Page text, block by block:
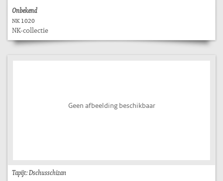
Onbekend
NK 1020
NK-collectie
Geen afbeelding beschikbaar
Tapijt: Dschusschizan